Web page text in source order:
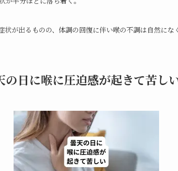
が出るものの、体調の回復に伴い喉の不調は自然にな
の日に喉に圧迫感が起きて苦し